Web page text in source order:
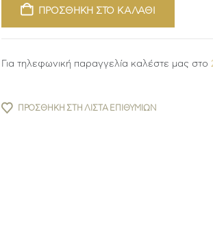
ΠΡΟΣΘΗΚΗ ΣΤΟ ΚΑΛΑΘΙ
Για τηλεφωνική παραγγελία καλέστε μας στο
ΠΡΟΣΘΉΚΗ ΣΤΗ ΛΊΣΤΑ ΕΠΙΘΥΜΙΏΝ